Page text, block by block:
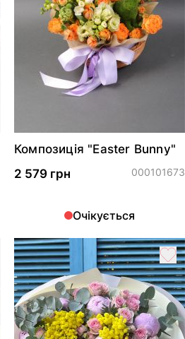
Композиція "Easter Bunny"
2 579 грн
000101673
Очікується